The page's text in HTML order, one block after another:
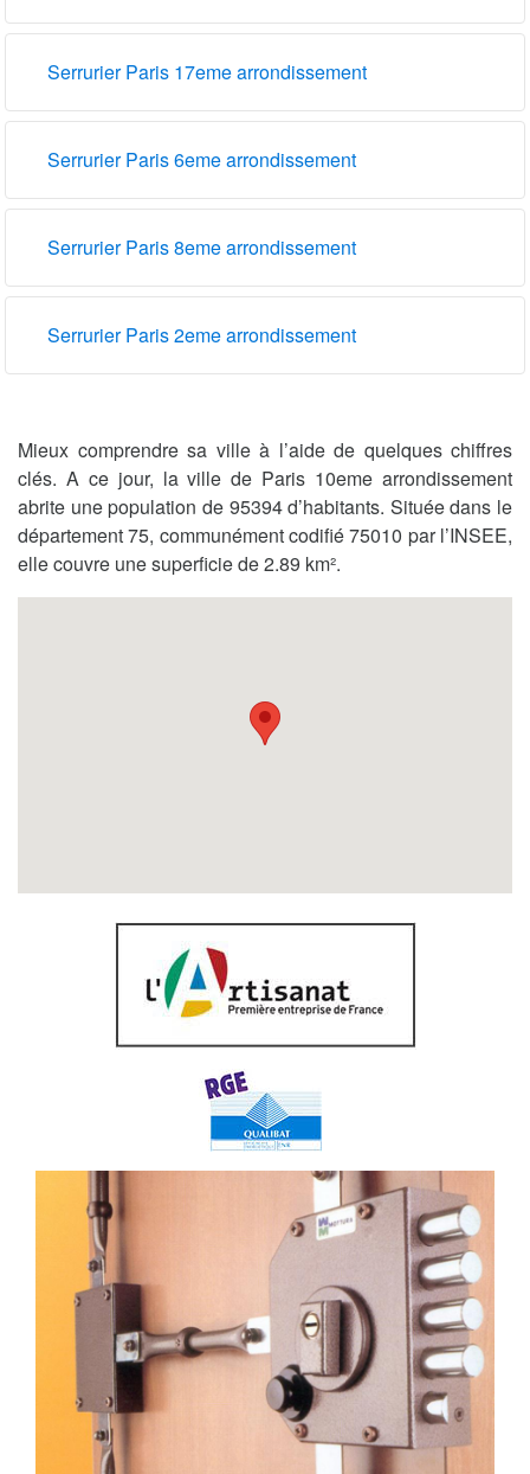
Serrurier Paris 17eme arrondissement
Serrurier Paris 6eme arrondissement
Serrurier Paris 8eme arrondissement
Serrurier Paris 2eme arrondissement
Mieux comprendre sa ville à l’aide de quelques chiffres
clés. A ce jour, la ville de Paris 10eme arrondissement
abrite une population de 95394 d’habitants. Située dans le
département 75, communément codifié 75010 par l’INSEE,
elle couvre une superficie de 2.89 km².